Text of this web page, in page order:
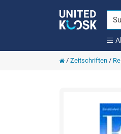
/ Zeitschriften/